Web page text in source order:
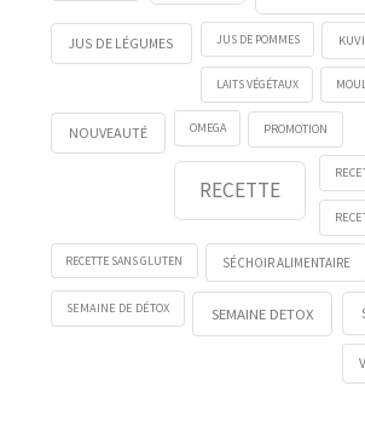
JUS DE LÉGUMES JUS DE POMMES
LAITS VÉGÉTAUX
NOUVEAUTÉ OMEGA PROMOTION
RECETTE
RECETTE SANS GLUTEN SÉCHOIR ALIMENTAIRE
SEMAINE DE DÉTOX SEMAINE DETOX